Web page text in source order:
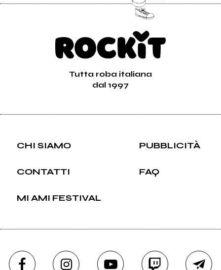
Tutta roba italiana
dal 1997
CHI SIAMO PUBBLICITÀ
CONTATTI FAQ
MI AMI FESTIVAL